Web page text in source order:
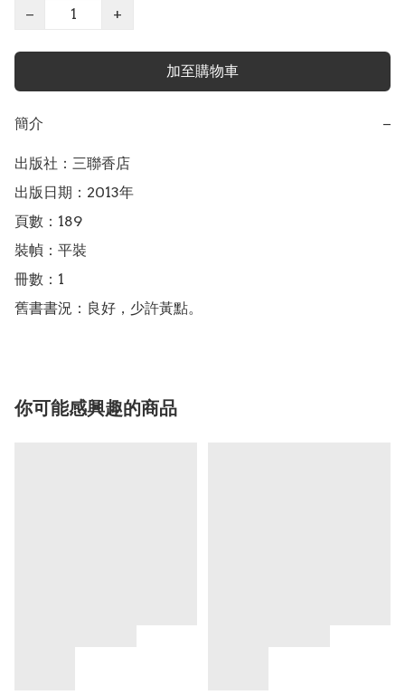
−
+
加至購物車
簡介 −
出版社：三聯香店
出版日期：2013年
頁數：189
裝幀：平裝
冊數：1
舊書書況：良好，少許黃點。
你可能感興趣的商品